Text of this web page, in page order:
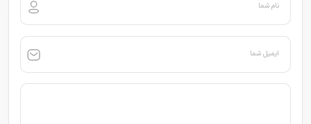
نام شما
ایمیل شما